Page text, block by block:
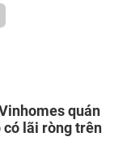
quán
có lãi ròng trên